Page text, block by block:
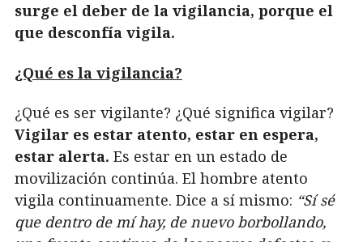
surge el deber de la vigilancia, porque el
que desconfía vigila.
¿Qué es la vigilancia?
¿Qué es ser vigilante? ¿Qué significa vigilar?
Vigilar es estar atento, estar en espera,
estar alerta. Es estar en un estado de
movilización continúa. El hombre atento
vigila continuamente. Dice a sí mismo: “Sí sé
que dentro de mí hay, de nuevo borbollando,